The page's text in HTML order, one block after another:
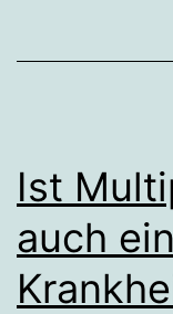
Ist
auch